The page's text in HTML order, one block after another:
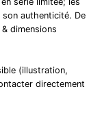
authenticité. De
dimensions
(illustration,
directement